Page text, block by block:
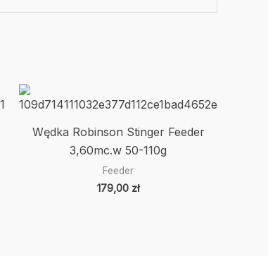
Wędka Robinson Stinger Feeder
3,60mc.w 50-110g
Feeder
179,00 zł